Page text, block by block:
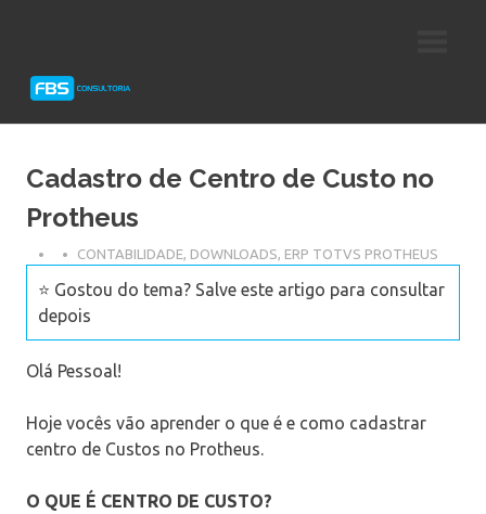
Protheus
Cadastro de Centro de Custo no
Protheus
CONTABILIDADE, DOWNLOADS, ERP TOTVS PROTHEUS
⭐ Gostou do tema? Salve este artigo para consultar
depois
Olá Pessoal!
Hoje vocês vão aprender o que é e como cadastrar
centro de Custos no Protheus.
O QUE É CENTRO DE CUSTO?